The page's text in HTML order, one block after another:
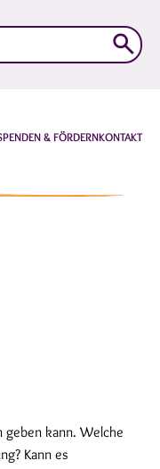
& FÖRDERNKONTAKT
geben kann. Welche
Kann es